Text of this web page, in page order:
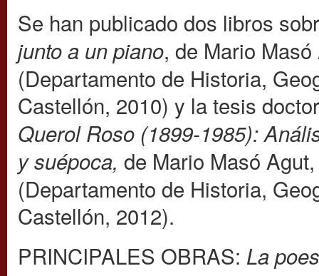
Se han publicado dos libros
junto a un piano, de Mario
(Departamento de Historia,
Castellón, 2010) y la tesis
Querol Roso (1899-1985):
y suépoca, de Mario Masó
(Departamento de Historia,
Castellón, 2012).
PRINCIPALES OBRAS: La